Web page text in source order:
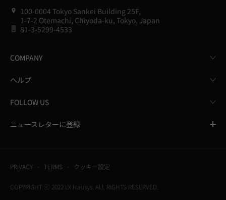
100-0004 Tokyo Sankei Building 25F,
1-7-2 Otemachi, Chiyoda-ku, Tokyo, Japan
81-3-5299-4533
COMPANY
ヘルプ
FOLLOW US
ニュースレターに登録
PRIVACY TERMS クッキー設定
COPYRIGHT ⓒ 2022 LX Hausys. ALL RIGHTS RESERVED.